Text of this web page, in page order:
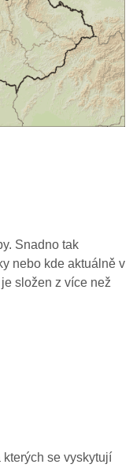
Snadno tak
nebo kde aktuálně v
složen z více než
se vyskytují